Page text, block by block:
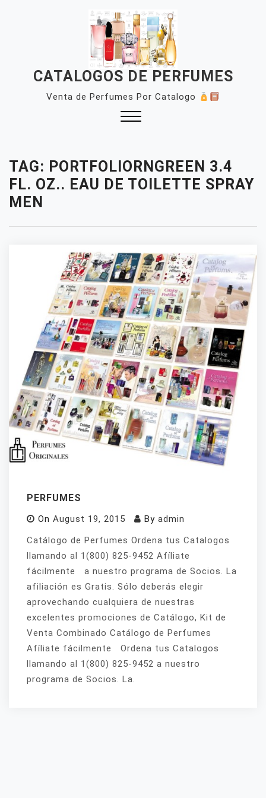
CATALOGOS DE PERFUMES
Venta de Perfumes Por Catalogo
TAG: PORTFOLIORNGREEN 3.4
FL. OZ.. EAU DE TOILETTE SPRAY
MEN
PERFUMES
On August 19, 2015 By admin
Catálogo de Perfumes Ordena tus Catalogos
llamando al 1(800) 825-9452 Afíliate
fácilmente a nuestro programa de Socios. La
afiliación es Gratis. Sólo deberás elegir
aprovechando cualquiera de nuestras
excelentes promociones de Catálogo, Kit de
Venta Combinado Catálogo de Perfumes
Afíliate fácilmente Ordena tus Catalogos
llamando al 1(800) 825-9452 a nuestro
programa de Socios. La.